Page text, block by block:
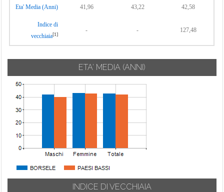
Eta' Media (Anni) 41,96 43,22 42,58
Indice di
vecchiaia[1]
- - 127,48
ETA' MEDIA (ANNI)
INDICE DI VECCHIAIA